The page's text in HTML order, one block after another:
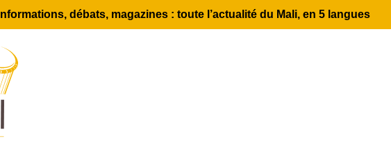
Informations, débats, magazines : toute l’actualité du Mali, en 5 langues